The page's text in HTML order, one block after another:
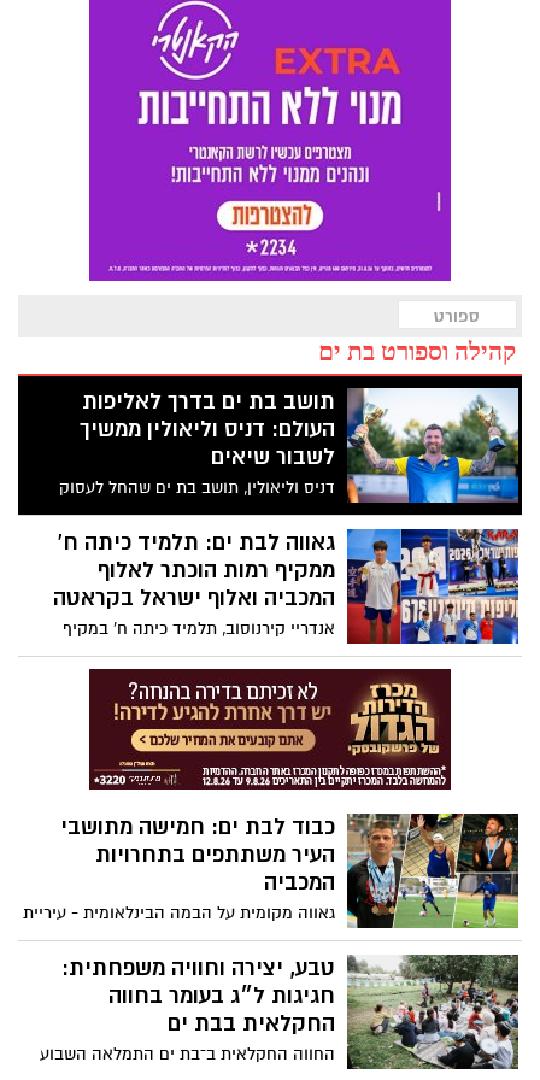
ספורט
קהילה וספורט בת ים
תושב בת ים בדרך לאליפות
העולם: דניס וליאולין ממשיך
לשבור שיאים
דניס וליאולין, תושב בת ים שהחל לעסוק
באתלטיקה רק בגיל 24, זכה בתוך שבועיים
בתואר אלוף ישראל בזריקת דיסקוס
ובמדליית הכסף במכבייה. כעת הוא מתכונן
לייצג את ישראל באליפות העולם למאסטרס
גאווה לבת ים: תלמיד כיתה ח'
ממקיף רמות הוכתר לאלוף
המכביה ואלוף ישראל בקראטה
אנדריי קירנוסוב, תלמיד כיתה ח' במקיף
רמות, זכה בשתי מדליות זהב ביום אחד, ניצח
חמישה קרבות רצופים מבלי לספוג אפילו
נקודה והציג הישג יוצא דופן בענף הקראטה
כבוד לבת ים: חמישה מתושבי
העיר משתתפים בתחרויות
המכביה
גאווה מקומית על הבמה הבינלאומית - עיריית
בת-ים מאחלת בהצלחה לנציגיה במשחקי
המכביה 2026
טבע, יצירה וחוויה משפחתית:
חגיגות ל״ג בעומר בחווה
החקלאית בבת ים
החווה החקלאית ב־בת ים התמלאה השבוע